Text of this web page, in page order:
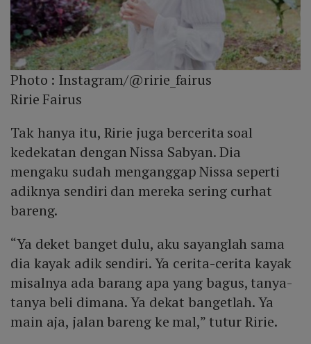
Photo : Instagram/@ririe_fairus
Ririe Fairus
Tak hanya itu, Ririe juga bercerita soal
kedekatan dengan Nissa Sabyan. Dia
mengaku sudah menganggap Nissa seperti
adiknya sendiri dan mereka sering curhat
bareng.
“Ya deket banget dulu, aku sayanglah sama
dia kayak adik sendiri. Ya cerita-cerita kayak
misalnya ada barang apa yang bagus, tanya-
tanya beli dimana. Ya dekat bangetlah. Ya
main aja, jalan bareng ke mal,” tutur Ririe.